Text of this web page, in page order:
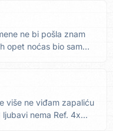
ne bi pošla znam
opet noćas bio sam
više ne viđam zapaliću
nema Ref. 4x...